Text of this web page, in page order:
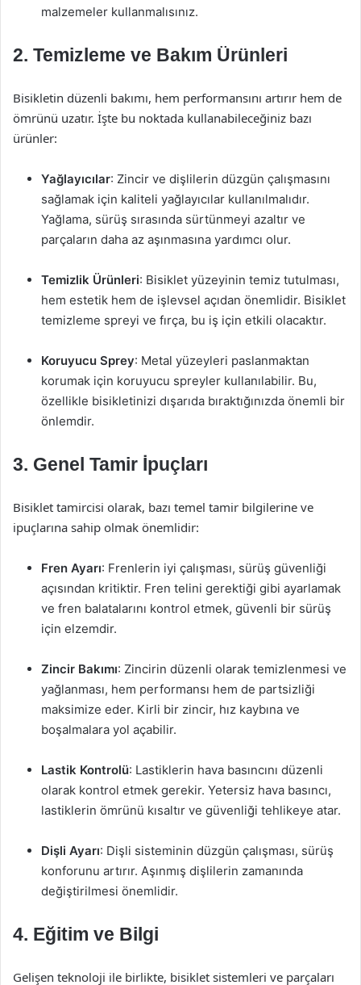
malzemeler kullanmalısınız.
2. Temizleme ve Bakım Ürünleri
Bisikletin düzenli bakımı, hem performansını artırır hem de
ömrünü uzatır. İşte bu noktada kullanabileceğiniz bazı
ürünler:
Yağlayıcılar: Zincir ve dişlilerin düzgün çalışmasını
sağlamak için kaliteli yağlayıcılar kullanılmalıdır.
Yağlama, sürüş sırasında sürtünmeyi azaltır ve
parçaların daha az aşınmasına yardımcı olur.
Temizlik Ürünleri: Bisiklet yüzeyinin temiz tutulması,
hem estetik hem de işlevsel açıdan önemlidir. Bisiklet
temizleme spreyi ve fırça, bu iş için etkili olacaktır.
Koruyucu Sprey: Metal yüzeyleri paslanmaktan
korumak için koruyucu spreyler kullanılabilir. Bu,
özellikle bisikletinizi dışarıda bıraktığınızda önemli bir
önlemdir.
3. Genel Tamir İpuçları
Bisiklet tamircisi olarak, bazı temel tamir bilgilerine ve
ipuçlarına sahip olmak önemlidir:
Fren Ayarı: Frenlerin iyi çalışması, sürüş güvenliği
açısından kritiktir. Fren telini gerektiği gibi ayarlamak
ve fren balatalarını kontrol etmek, güvenli bir sürüş
için elzemdir.
Zincir Bakımı: Zincirin düzenli olarak temizlenmesi ve
yağlanması, hem performansı hem de partsizliği
maksimize eder. Kirli bir zincir, hız kaybına ve
boşalmalara yol açabilir.
Lastik Kontrolü: Lastiklerin hava basıncını düzenli
olarak kontrol etmek gerekir. Yetersiz hava basıncı,
lastiklerin ömrünü kısaltır ve güvenliği tehlikeye atar.
Dişli Ayarı: Dişli sisteminin düzgün çalışması, sürüş
konforunu artırır. Aşınmış dişlilerin zamanında
değiştirilmesi önemlidir.
4. Eğitim ve Bilgi
Gelişen teknoloji ile birlikte, bisiklet sistemleri ve parçaları